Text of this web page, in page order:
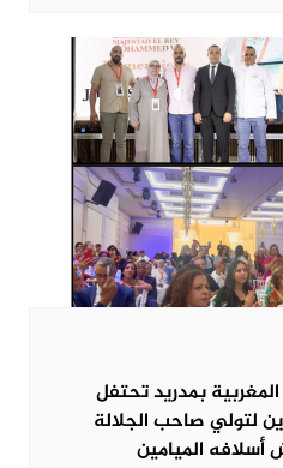
بمدريد تحتفل
لتولي صاحب الجلالة
الميامين